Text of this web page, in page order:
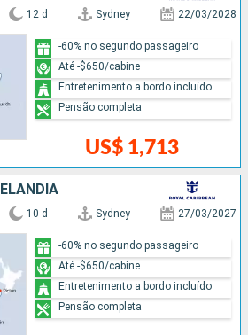
12 d Sydney 22/03/2028
US$ 1,713
-60% no segundo passageiro
Até -$650/cabine
Entretenimento a bordo incluído
Pensão completa
10 d Sydney 27/03/2027
-60% no segundo passageiro
Até -$650/cabine
Entretenimento a bordo incluído
Pensão completa